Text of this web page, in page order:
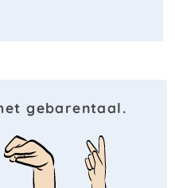
gebarentaal.